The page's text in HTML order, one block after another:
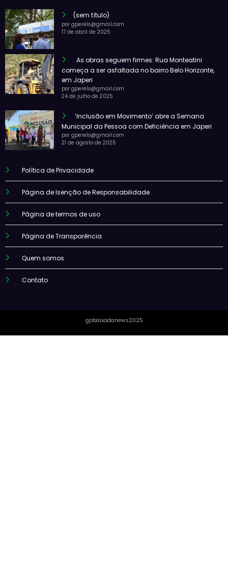
(sem título)
por gperelo@gmail.com
17 de abril de 2025
As obras seguem firmes: Rua Monteatini
começa a ser asfaltada no bairro Belo Horizonte,
em Japeri
por gperelo@gmail.com
24 de julho de 2025
‘Inclusão em Movimento’ abre a Semana
Municipal da Pessoa com Deficiência em Japeri
por gperelo@gmail.com
21 de agosto de 2025
Política de Privacidade
Página de Isenção de Responsabilidade
Página de termos de uso
Página de Transparência
Quem somos
Contato
gpbaixadanews2025